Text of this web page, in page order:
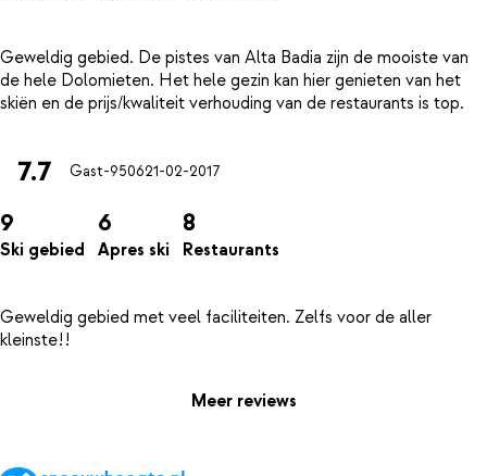
Geweldig gebied. De pistes van Alta Badia zijn de mooiste van
de hele Dolomieten. Het hele gezin kan hier genieten van het
7.7 Gast-950621-02-2017
9
Ski gebied
6
Apres ski
8
Restaurants
Geweldig gebied met veel faciliteiten. Zelfs voor de aller
Meer reviews